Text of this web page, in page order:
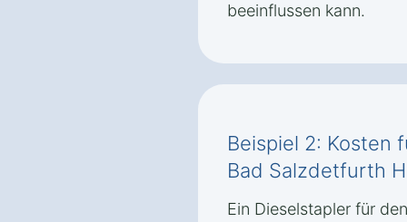
beeinflussen kann.
Beispiel 2: Kosten
Bad Salzdetfurth
Ein Dieselstapler für